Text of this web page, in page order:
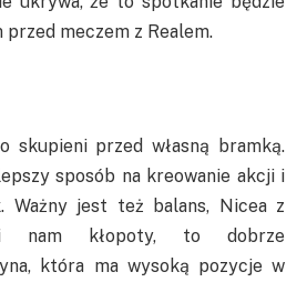
meczem z Realem.
skupieni przed własną bramką.
sposób na kreowanie akcji i
Ważny jest też balans, Nicea z
nam kłopoty, to dobrze
która ma wysoką pozycje w